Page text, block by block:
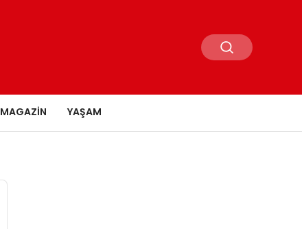
MAGAZIN YAŞAM